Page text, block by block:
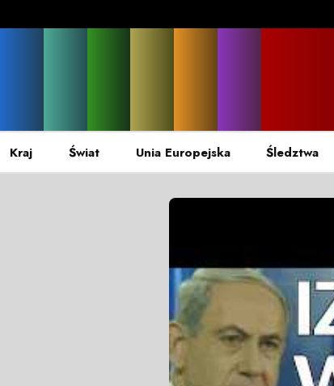
Kraj Świat Unia Europejska Śledztwa